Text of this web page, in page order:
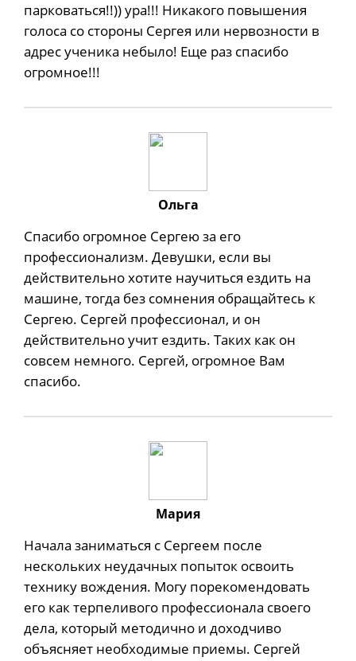
парковаться!!)) ура!!! Никакого повышения
голоса со стороны Сергея или нервозности в
адрес ученика небыло! Еще раз спасибо
огромное!!!
Ольга
Спасибо огромное Сергею за его
профессионализм. Девушки, если вы
действительно хотите научиться ездить на
машине, тогда без сомнения обращайтесь к
Сергею. Сергей профессионал, и он
действительно учит ездить. Таких как он
совсем немного. Сергей, огромное Вам
спасибо.
Мария
Начала заниматься с Сергеем после
нескольких неудачных попыток освоить
технику вождения. Могу порекомендовать
его как терпеливого профессионала своего
дела, который методично и доходчиво
объясняет необходимые приемы. Сергей